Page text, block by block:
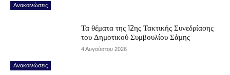
Ανακοινώσεις
Ανακοινώσεις
Τα θέματα της 12ης Τακτικής Συνεδρίασης
του Δημοτικού Συμβουλίου Σάμης
4 Αυγούστου 2026